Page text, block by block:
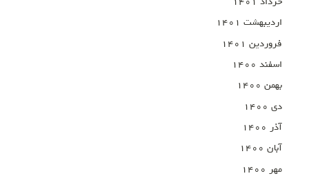
اردیبهشت ۱۴۰۱
فروردین ۱۴۰۱
اسفند ۱۴۰۰
بهمن ۱۴۰۰
دی ۱۴۰۰
آذر ۱۴۰۰
آبان ۱۴۰۰
مهر ۱۴۰۰